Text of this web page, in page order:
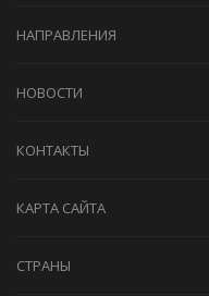
НАПРАВЛЕНИЯ
НОВОСТИ
КОНТАКТЫ
КАРТА САЙТА
СТРАНЫ